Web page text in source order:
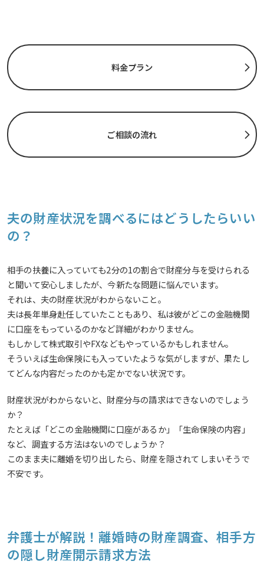
料金プラン
ご相談の流れ
夫の財産状況を調べるにはどうしたらいい
の？
相手の扶養に入っていても2分の1の割合で財産分与を受けられる
と聞いて安心しましたが、今新たな問題に悩んでいます。
それは、夫の財産状況がわからないこと。
夫は長年単身赴任していたこともあり、私は彼がどこの金融機関
に口座をもっているのかなど詳細がわかりません。
もしかして株式取引やFXなどもやっているかもしれません。
そういえば生命保険にも入っていたような気がしますが、果たし
てどんな内容だったのかも定かでない状況です。
財産状況がわからないと、財産分与の請求はできないのでしょう
か？
たとえば「どこの金融機関に口座があるか」「生命保険の内容」
など、調査する方法はないのでしょうか？
このまま夫に離婚を切り出したら、財産を隠されてしまいそうで
不安です。
弁護士が解説！離婚時の財産調査、相手方
の隠し財産開示請求方法